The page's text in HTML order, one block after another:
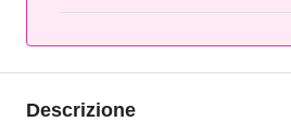
Descrizione